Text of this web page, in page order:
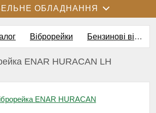
ОБЛАДНАННЯ
Віброрейки Бензинові віброрейки
ENAR HURACAN LH